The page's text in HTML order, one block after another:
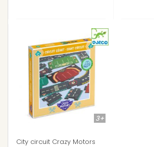
3+
City circuit Crazy Motors